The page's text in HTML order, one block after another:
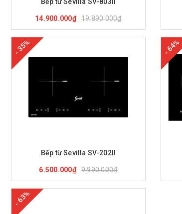
14.900.000₫ 19.890.000₫
- 35%
Bếp từ Sevilla SV-202II
6.500.000₫ 9.990.000₫
- 64%
- 63%